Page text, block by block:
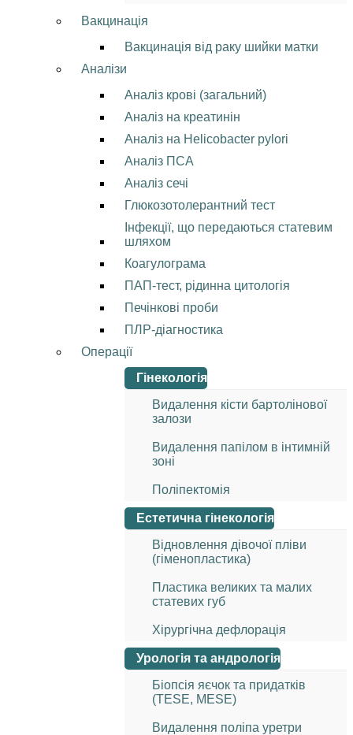
Вакцинація
Вакцинація від раку шийки матки
Аналізи
Аналіз крові (загальний)
Аналіз на креатинін
Аналіз на Helicobacter pylori
Аналіз ПСА
Аналіз сечі
Глюкозотолерантний тест
Інфекції, що передаються статевим
шляхом
Коагулограма
ПАП-тест, рідинна цитологія
Печінкові проби
ПЛР-діагностика
Операції
Гінекологія
Видалення кісти бартолінової
залози
Видалення папілом в інтимній
зоні
Поліпектомія
Естетична гінекологія
Відновлення дівочої пліви
(гіменопластика)
Пластика великих та малих
статевих губ
Хірургічна дефлорація
Урологія та андрологія
Біопсія яєчок та придатків
(TESE, MESE)
Видалення поліпа уретри